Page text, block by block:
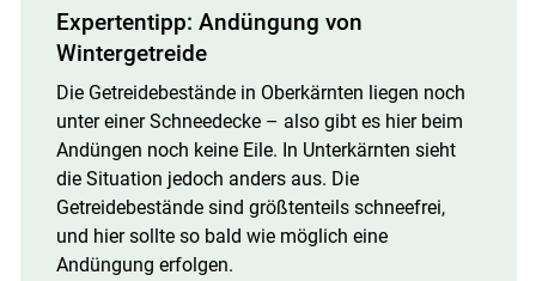
Expertentipp: Andüngung von
Wintergetreide
Die Getreidebestände in Oberkärnten liegen noch
unter einer Schneedecke – also gibt es hier beim
Andüngen noch keine Eile. In Unterkärnten sieht
die Situation jedoch anders aus. Die
Getreidebestände sind größtenteils schneefrei,
und hier sollte so bald wie möglich eine
Andüngung erfolgen.